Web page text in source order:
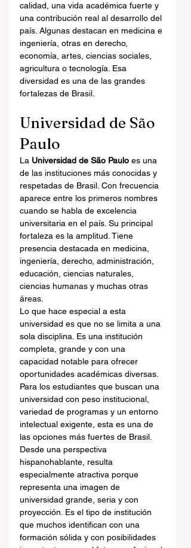
calidad, una vida académica fuerte y
una contribución real al desarrollo del
país. Algunas destacan en medicina e
ingeniería, otras en derecho,
economía, artes, ciencias sociales,
agricultura o tecnología. Esa
diversidad es una de las grandes
fortalezas de Brasil.
Universidad de São
Paulo
La Universidad de São Paulo es una
de las instituciones más conocidas y
respetadas de Brasil. Con frecuencia
aparece entre los primeros nombres
cuando se habla de excelencia
universitaria en el país. Su principal
fortaleza es la amplitud. Tiene
presencia destacada en medicina,
ingeniería, derecho, administración,
educación, ciencias naturales,
ciencias humanas y muchas otras
áreas.
Lo que hace especial a esta
universidad es que no se limita a una
sola disciplina. Es una institución
completa, grande y con una
capacidad notable para ofrecer
oportunidades académicas diversas.
Para los estudiantes que buscan una
universidad con peso institucional,
variedad de programas y un entorno
intelectual exigente, esta es una de
las opciones más fuertes de Brasil.
Desde una perspectiva
hispanohablante, resulta
especialmente atractiva porque
representa una imagen de
universidad grande, seria y con
proyección. Es el tipo de institución
que muchos identifican con una
formación sólida y con posibilidades